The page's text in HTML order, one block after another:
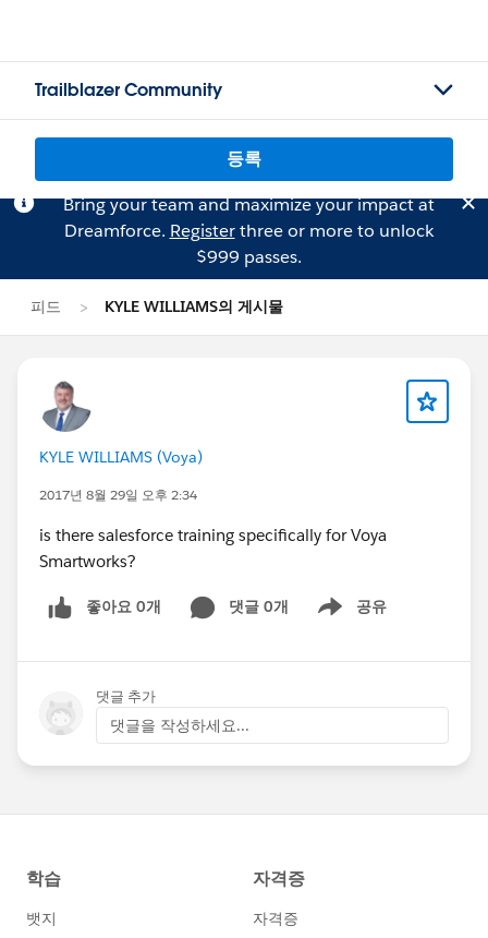
Trailblazer Community
등록
Bring your team and maximize your impact at
Dreamforce. Registerthree or more to unlock
$999 passes.
피드 KYLE WILLIAMS의 게시물
KYLE WILLIAMS (Voya)
2017년 8월 29일 오후 2:34
is there salesforce training specifically for Voya
Smartworks?
좋아요 0개 댓글 0개 공유
Show menu
댓글 추가
댓글을 작성하세요...